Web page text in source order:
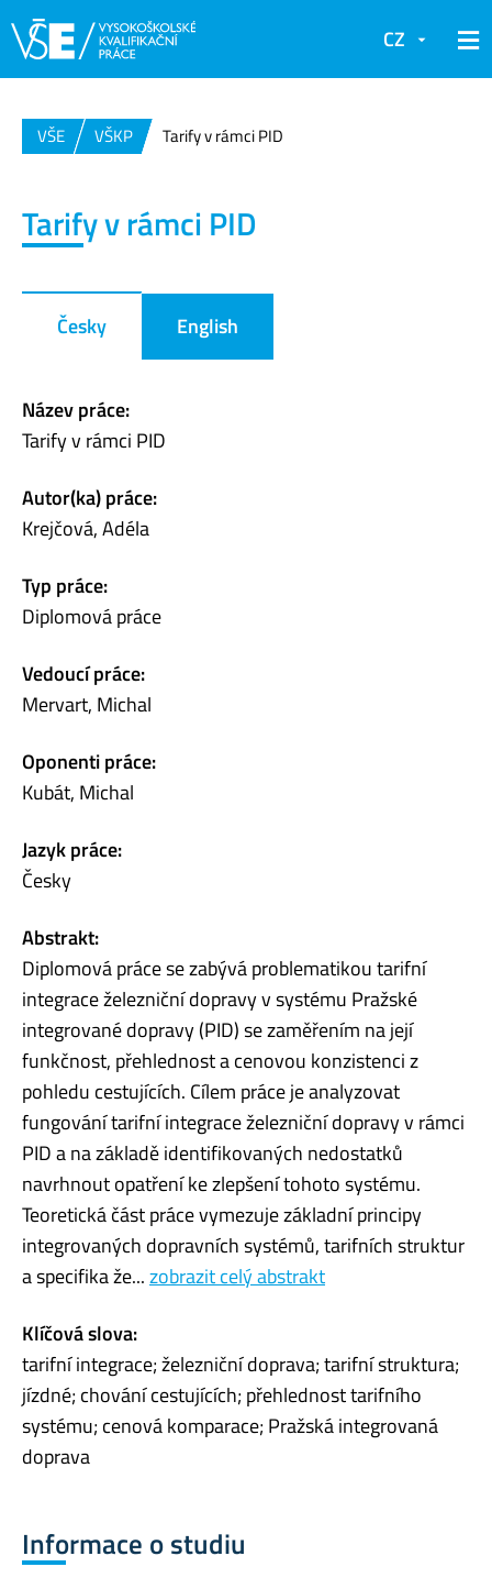
CZ
VŠE VŠKP Tarify v rámci PID
Tarify v rámci PID
Česky English
Název práce:
Tarify v rámci PID
Autor(ka) práce:
Krejčová, Adéla
Typ práce:
Diplomová práce
Vedoucí práce:
Mervart, Michal
Oponenti práce:
Kubát, Michal
Jazyk práce:
Česky
Abstrakt:
Diplomová práce se zabývá problematikou tarifní
integrace železniční dopravy v systému Pražské
integrované dopravy (PID) se zaměřením na její
funkčnost, přehlednost a cenovou konzistenci z
pohledu cestujících. Cílem práce je analyzovat
fungování tarifní integrace železniční dopravy v rámci
PID a na základě identifikovaných nedostatků
navrhnout opatření ke zlepšení tohoto systému.
Teoretická část práce vymezuje základní principy
integrovaných dopravních systémů, tarifních struktur
a specifika že...zobrazit celý abstrakt
Klíčová slova:
tarifní integrace; železniční doprava; tarifní struktura;
jízdné; chování cestujících; přehlednost tarifního
systému; cenová komparace; Pražská integrovaná
doprava
Informace o studiu